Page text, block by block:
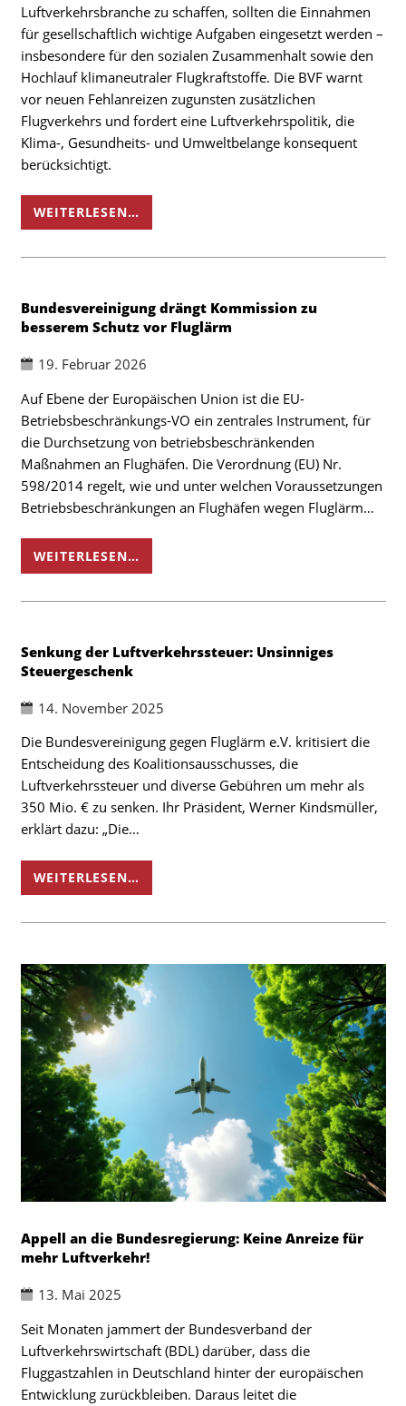
Luftverkehrsbranche zu schaffen, sollten die Einnahmen
für gesellschaftlich wichtige Aufgaben eingesetzt werden –
insbesondere für den sozialen Zusammenhalt sowie den
Hochlauf klimaneutraler Flugkraftstoffe. Die BVF warnt
vor neuen Fehlanreizen zugunsten zusätzlichen
Flugverkehrs und fordert eine Luftverkehrspolitik, die
Klima-, Gesundheits- und Umweltbelange konsequent
berücksichtigt.
WEITERLESEN…
Bundesvereinigung drängt Kommission zu
besserem Schutz vor Fluglärm
19. Februar 2026
Auf Ebene der Europäischen Union ist die EU-
Betriebsbeschränkungs-VO ein zentrales Instrument, für
die Durchsetzung von betriebsbeschränkenden
Maßnahmen an Flughäfen. Die Verordnung (EU) Nr.
598/2014 regelt, wie und unter welchen Voraussetzungen
Betriebsbeschränkungen an Flughäfen wegen Fluglärm…
WEITERLESEN…
Senkung der Luftverkehrssteuer: Unsinniges
Steuergeschenk
14. November 2025
Die Bundesvereinigung gegen Fluglärm e.V. kritisiert die
Entscheidung des Koalitionsausschusses, die
Luftverkehrssteuer und diverse Gebühren um mehr als
350 Mio. € zu senken. Ihr Präsident, Werner Kindsmüller,
erklärt dazu: „Die…
WEITERLESEN…
Appell an die Bundesregierung: Keine Anreize für
mehr Luftverkehr!
13. Mai 2025
Seit Monaten jammert der Bundesverband der
Luftverkehrswirtschaft (BDL) darüber, dass die
Fluggastzahlen in Deutschland hinter der europäischen
Entwicklung zurückbleiben. Daraus leitet die